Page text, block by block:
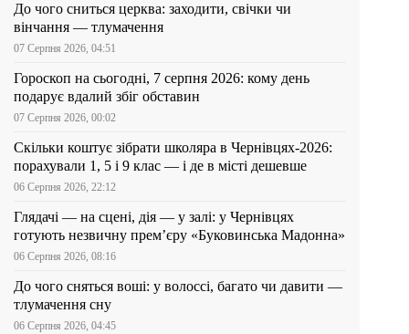
До чого сниться церква: заходити, свічки чи
вінчання — тлумачення
07 Серпня 2026, 04:51
Гороскоп на сьогодні, 7 серпня 2026: кому день
подарує вдалий збіг обставин
07 Серпня 2026, 00:02
Скільки коштує зібрати школяра в Чернівцях-2026:
порахували 1, 5 і 9 клас — і де в місті дешевше
06 Серпня 2026, 22:12
Глядачі — на сцені, дія — у залі: у Чернівцях
готують незвичну прем’єру «Буковинська Мадонна»
06 Серпня 2026, 08:16
До чого сняться воші: у волоссі, багато чи давити —
тлумачення сну
06 Серпня 2026, 04:45